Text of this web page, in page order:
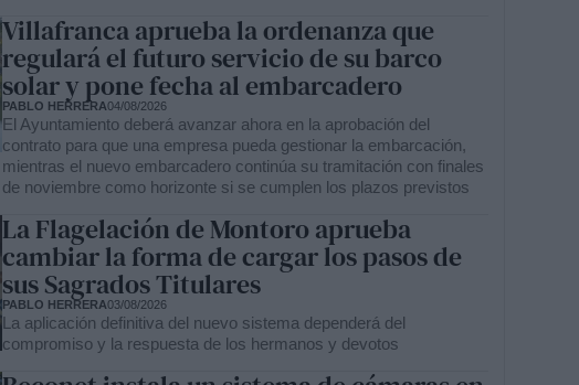
Villafranca aprueba la ordenanza que
regulará el futuro servicio de su barco
solar y pone fecha al embarcadero
PABLO HERRERA04/08/2026
El Ayuntamiento deberá avanzar ahora en la aprobación del
contrato para que una empresa pueda gestionar la embarcación,
mientras el nuevo embarcadero continúa su tramitación con finales
de noviembre como horizonte si se cumplen los plazos previstos
La Flagelación de Montoro aprueba
cambiar la forma de cargar los pasos de
sus Sagrados Titulares
PABLO HERRERA03/08/2026
La aplicación definitiva del nuevo sistema dependerá del
compromiso y la respuesta de los hermanos y devotos